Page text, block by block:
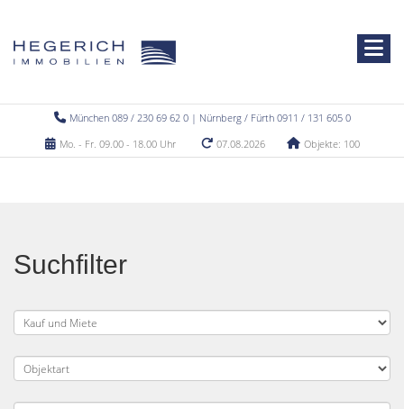
München 089 / 230 69 62 0 | Nürnberg / Fürth 0911 / 131 605 0
Mo. - Fr. 09.00 - 18.00 Uhr
07.08.2026 Objekte: 100
Suchfilter